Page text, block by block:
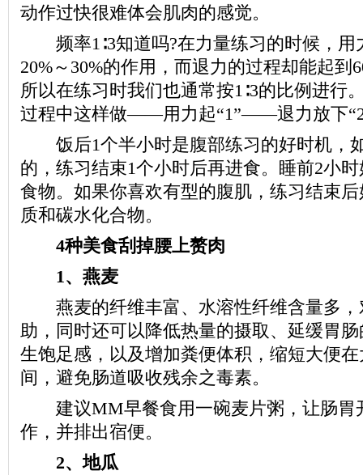
动作过快很难体会肌肉的感觉。
频率1∶3知道吗?在力量练习的时候，用
20%～30%的作用，而退力的过程却能起到
所以在练习时我们也通常按1∶3的比例进行
过程中这样做——用力起“1”——退力放下
饭后1个半小时是腹部练习的好时机，
的，练习结束1个小时后再进食。睡前2小
食物。如果你喜欢有型的腹肌，练习结束
质和碳水化合物。
4种美食刮掉腰上赘肉
1、燕麦
燕麦的纤维丰富、水溶性纤维含量多，
助，同时还可以降低热量的摄取、延缓胃
生饱足感，以及增加粪便体积，缩短大便
间，避免肠道吸收残余之毒素。
建议MM早餐食用一碗麦片粥，让肠胃
作，并排出宿便。
2、地瓜